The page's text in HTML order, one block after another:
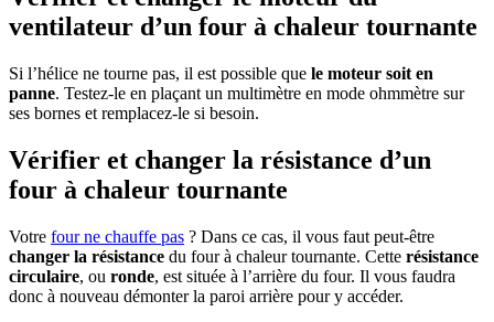
ventilateur d’un four à chaleur tournante
Si l’hélice ne tourne pas, il est possible que le moteur soit en
panne. Testez-le en plaçant un multimètre en mode ohmmètre sur
ses bornes et remplacez-le si besoin.
Vérifier et changer la résistance d’un
four à chaleur tournante
Votre four ne chauffe pas ? Dans ce cas, il vous faut peut-être
changer la résistance du four à chaleur tournante. Cette résistance
circulaire, ou ronde, est située à l’arrière du four. Il vous faudra
donc à nouveau démonter la paroi arrière pour y accéder.